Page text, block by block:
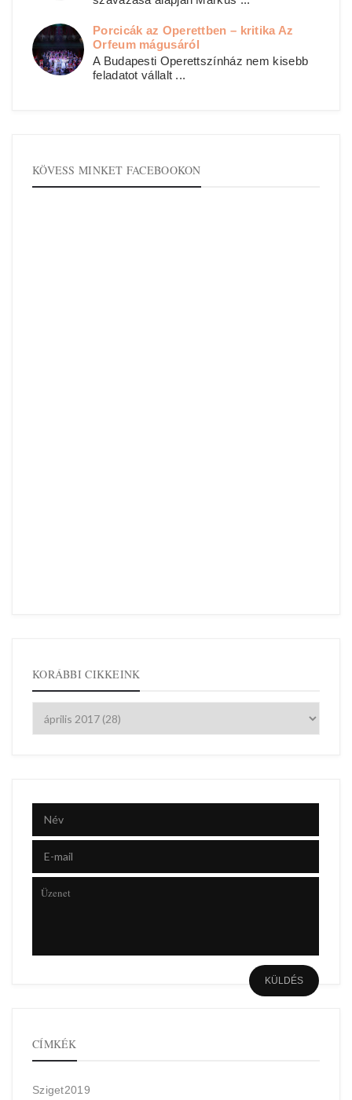
Porcicák az Operettben – kritika Az
Orfeum mágusáról
A Budapesti Operettszínház nem kisebb
feladatot vállalt ...
KÖVESS MINKET FACEBOOKON
KORÁBBI CIKKEINK
CÍMKÉK
Sziget2019